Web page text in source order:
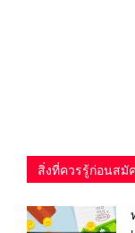
สิ่งที่ควรรู้ก่อนสมั